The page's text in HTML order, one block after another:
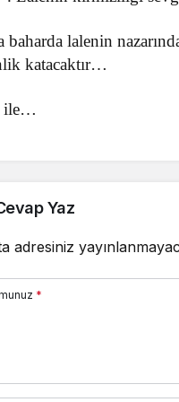
baharda lalenin
katacaktır…
ile…
Yaz
adresiniz
*